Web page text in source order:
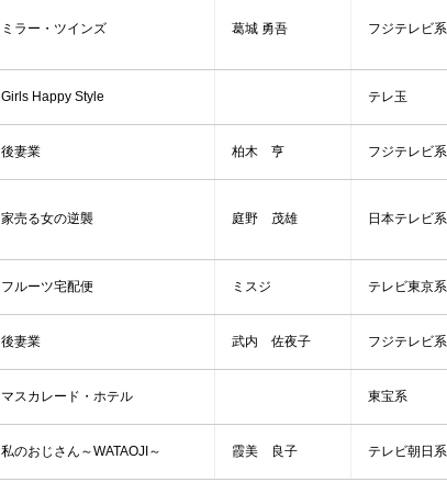
ミラー・ツインズ 葛城 勇吾 フジテレビ系
Girls Happy Style テレ玉
後妻業 柏木 亨 フジテレビ系
家売る女の逆襲 庭野 茂雄 日本テレビ系
フルーツ宅配便 ミスジ テレビ東京系
後妻業 武内 佐夜子 フジテレビ系
マスカレード・ホテル 東宝系
私のおじさん～WATAOJI～ 霞美 良子 テレビ朝日系